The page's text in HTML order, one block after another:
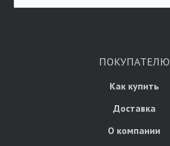
ПОКУПАТЕЛЮ
Как купить
Доставка
О компании